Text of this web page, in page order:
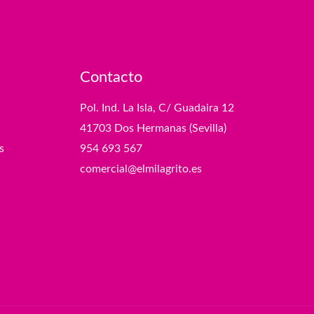
Contacto
Pol. Ind. La Isla, C/ Guadaira 12
41703 Dos Hermanas (Sevilla)
954 693 567
comercial@elmilagrito.es